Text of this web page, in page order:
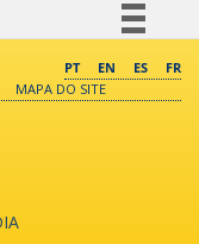
Comunica BR
PT EN ES
FR
MAPA DO SITE